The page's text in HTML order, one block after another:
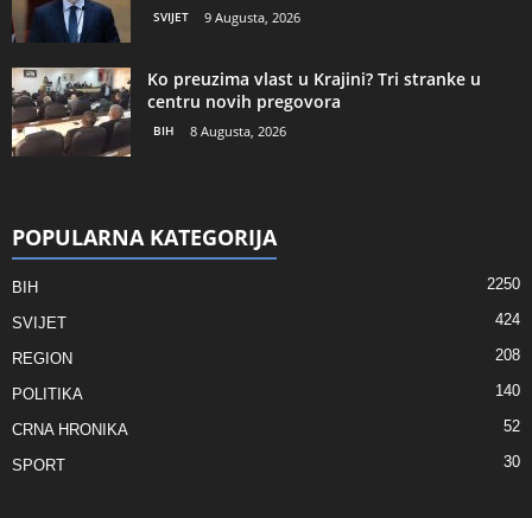
SVIJET 9 Augusta, 2026
Ko preuzima vlast u Krajini? Tri stranke u
centru novih pregovora
BIH 8 Augusta, 2026
POPULARNA KATEGORIJA
BIH 2250
SVIJET 424
REGION 208
POLITIKA 140
CRNA HRONIKA 52
SPORT 30